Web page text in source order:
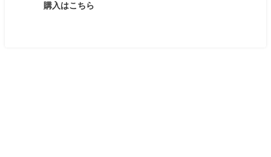
購入はこちら